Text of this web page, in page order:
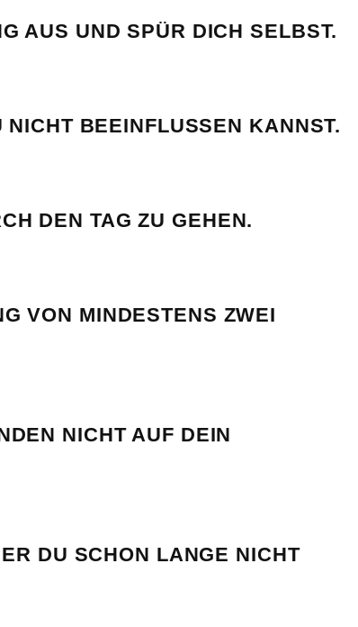
AUS UND SPÜR DICH SELBST.
BEEINFLUSSEN KANNST.
DEN TAG ZU GEHEN.
VON MINDESTENS ZWEI
NICHT AUF DEIN
DU SCHON LANGE NICHT